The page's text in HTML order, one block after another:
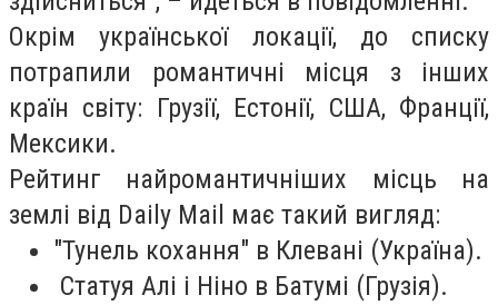
Окрім української локації, до списку
потрапили романтичні місця з інших
країн світу: Грузії, Естонії, США, Франції,
Мексики.
Рейтинг найромантичніших місць на
землі від Daily Mail має такий вигляд:
"Тунель кохання" в Клевані (Україна).
Статуя Алі і Ніно в Батумі (Грузія).